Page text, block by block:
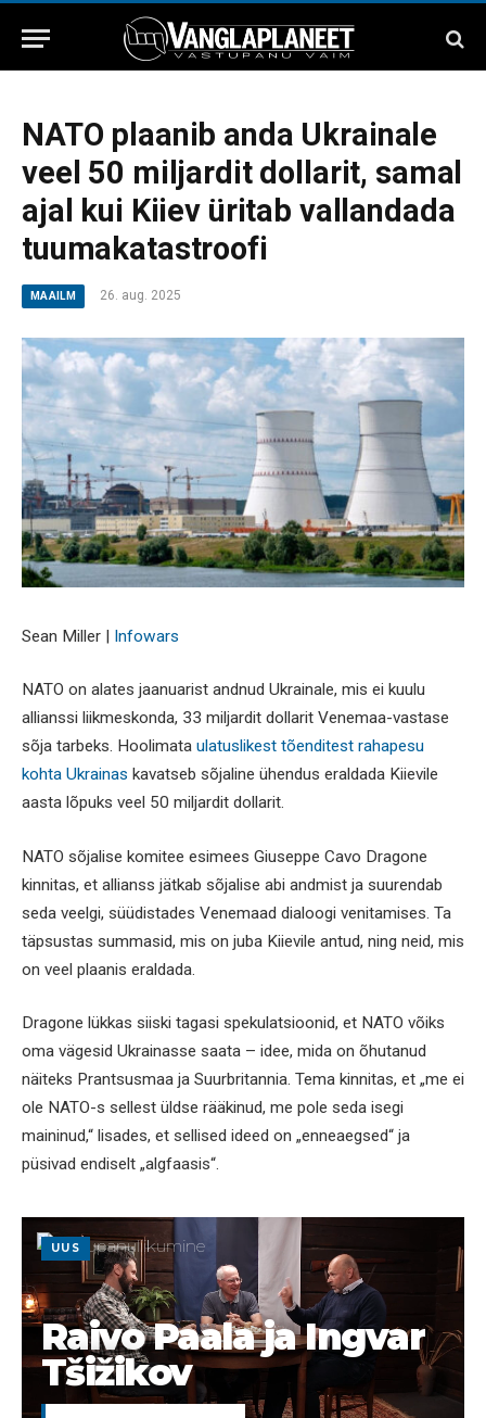
NATO plaanib anda Ukrainale
veel 50 miljardit dollarit, samal
ajal kui Kiiev üritab vallandada
tuumakatastroofi
MAAILM 26. aug. 2025
Sean Miller | Infowars
NATO on alates jaanuarist andnud Ukrainale, mis ei kuulu
allianssi liikmeskonda, 33 miljardit dollarit Venemaa-vastase
sõja tarbeks. Hoolimata ulatuslikest tõenditest rahapesu
kohta Ukrainas kavatseb sõjaline ühendus eraldada Kiievile
aasta lõpuks veel 50 miljardit dollarit.
NATO sõjalise komitee esimees Giuseppe Cavo Dragone
kinnitas, et allianss jätkab sõjalise abi andmist ja suurendab
seda veelgi, süüdistades Venemaad dialoogi venitamises. Ta
täpsustas summasid, mis on juba Kiievile antud, ning neid, mis
on veel plaanis eraldada.
Dragone lükkas siiski tagasi spekulatsioonid, et NATO võiks
oma vägesid Ukrainasse saata – idee, mida on õhutanud
näiteks Prantsusmaa ja Suurbritannia. Tema kinnitas, et „me ei
ole NATO-s sellest üldse rääkinud, me pole seda isegi
maininud,“ lisades, et sellised ideed on „enneaegsed“ ja
püsivad endiselt „algfaasis“.
UUS
Raivo Paala ja Ingvar
Tšižikov